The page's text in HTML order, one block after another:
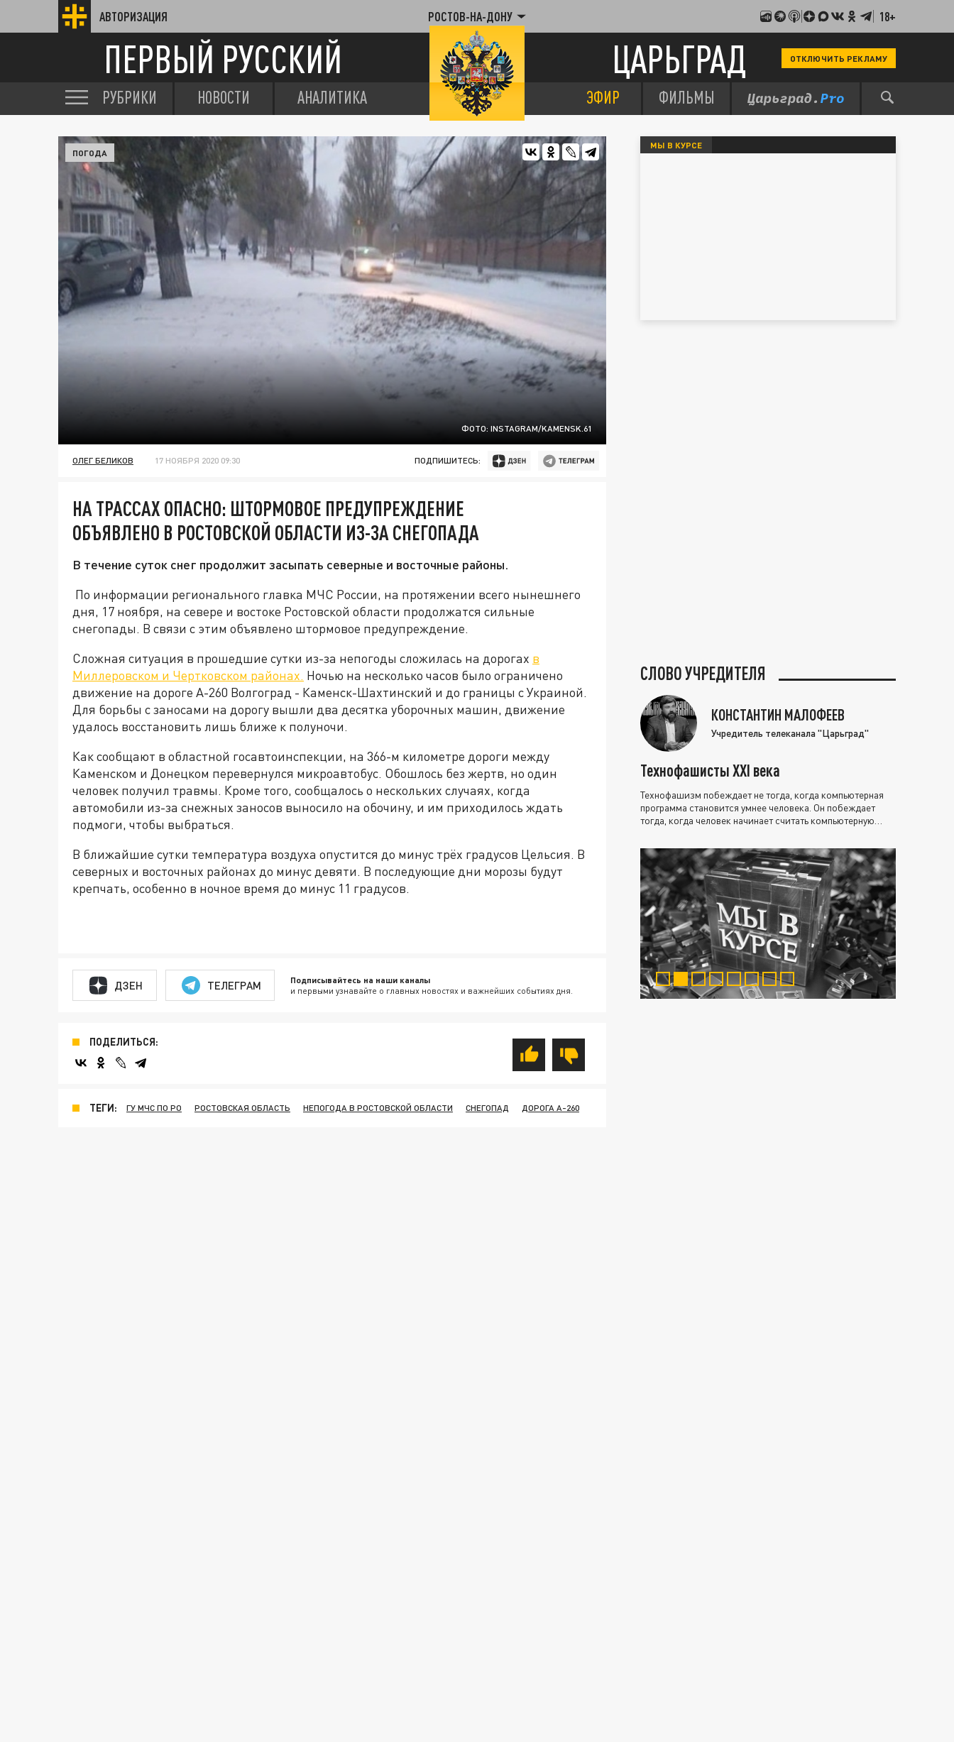
АВТОРИЗАЦИЯ РОСТОВ-НА-ДОНУ 18+
ПЕРВЫЙ РУССКИЙ ЦАРЬГРАД ОТКЛЮЧИТЬ РЕКЛАМУ
РУБРИКИ НОВОСТИ АНАЛИТИКА ЭФИР ФИЛЬМЫ
ФОТО: INSTAGRAM/KAMENSK.61
ПОГОДА
ОЛЕГ БЕЛИКОВ 17 НОЯБРЯ 2020 09:30 ПОДПИШИТЕСЬ:
НА ТРАССАХ ОПАСНО: ШТОРМОВОЕ ПРЕДУПРЕЖДЕНИЕ
ОБЪЯВЛЕНО В РОСТОВСКОЙ ОБЛАСТИ ИЗ-ЗА СНЕГОПАДА
В течение суток снег продолжит засыпать северные и восточные районы.
По информации регионального главка МЧС России, на протяжении всего нынешнего
дня, 17 ноября, на севере и востоке Ростовской области продолжатся сильные
снегопады. В связи с этим объявлено штормовое предупреждение.
Сложная ситуация в прошедшие сутки из-за непогоды сложилась на дорогах в
Миллеровском и Чертковском районах. Ночью на несколько часов было ограничено
движение на дороге А-260 Волгоград - Каменск-Шахтинский и до границы с Украиной.
Для борьбы с заносами на дорогу вышли два десятка уборочных машин, движение
удалось восстановить лишь ближе к полуночи.
Как сообщают в областной госавтоинспекции, на 366-м километре дороги между
Каменском и Донецком перевернулся микроавтобус. Обошлось без жертв, но один
человек получил травмы. Кроме того, сообщалось о нескольких случаях, когда
автомобили из-за снежных заносов выносило на обочину, и им приходилось ждать
подмоги, чтобы выбраться.
В ближайшие сутки температура воздуха опустится до минус трёх градусов Цельсия. В
северных и восточных районах до минус девяти. В последующие дни морозы будут
крепчать, особенно в ночное время до минус 11 градусов.
ДЗЕН ТЕЛЕГРАМ Подписывайтесь на наши каналы
и первыми узнавайте о главных новостях и важнейших событиях дня.
ПОДЕЛИТЬСЯ:
ТЕГИ: ГУ МЧС ПО РО РОСТОВСКАЯ ОБЛАСТЬ НЕПОГОДА В РОСТОВСКОЙ ОБЛАСТИ СНЕГОПАД ДОРОГА А-260
МЫ В КУРСЕ
СЛОВО УЧРЕДИТЕЛЯ
КОНСТАНТИН МАЛОФЕЕВ
Учредитель телеканала "Царьград"
Технофашисты XXI века
Технофашизм побеждает не тогда, когда компьютерная
программа становится умнее человека. Он побеждает
тогда, когда человек начинает считать компьютерную